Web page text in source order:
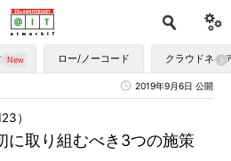
かす ロー/ノーコード クラウドネイ
2019年9月6日 公開
に取り組むべき3つの施策
）